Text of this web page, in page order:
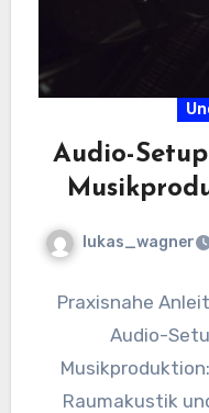
Audio-
lukas_wagner
Praxisnahe
Audio-
Raumakustik